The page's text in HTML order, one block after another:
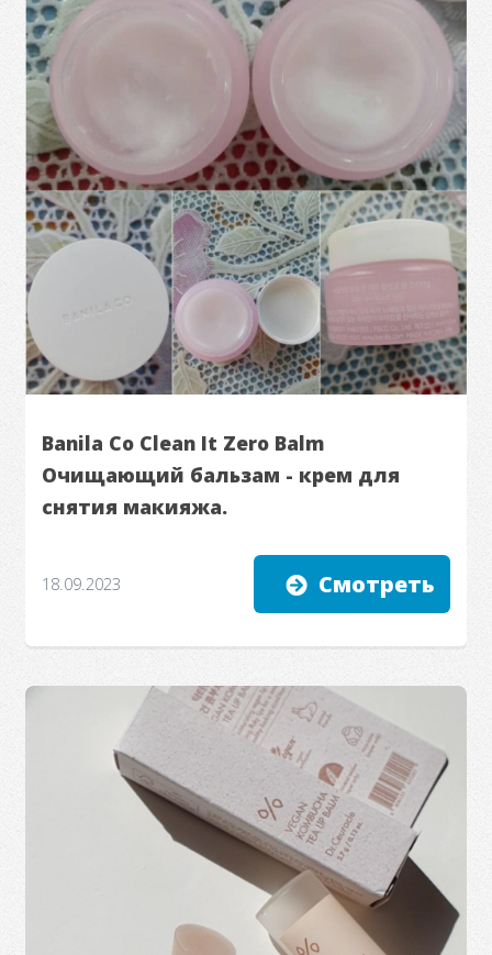
Banila Co Clean It Zero Balm
Очищающий бальзам - крем для
снятия макияжа.
18.09.2023 Смотреть